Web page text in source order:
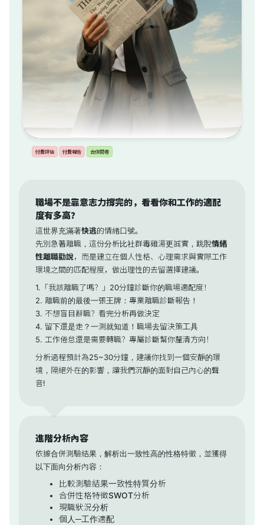
付費評估 付費報告 合併問卷
職場不是靠意志力撐完的，看看你和工作的適配
度有多高？
這世界充滿著快逃的情緒口號。
先別急著離職，這份分析比社群毒雞湯更誠實，跳脫情緒
性離職勸說，而是建立在個人性格、心理需求與實際工作
環境之間的匹配程度，做出理性的去留選擇建議。
1.「我該離職了嗎？」20分鐘診斷你的職場適配度！
2. 離職前的最後一張王牌：專業離職診斷報告！
3. 不想盲目辭職？看完分析再做決定
4. 留下還是走？一測就知道！職場去留決策工具
5. 工作倦怠還是需要轉職？專屬診斷幫你釐清方向！
分析過程預計為25~30分鐘，建議你找到一個安靜的環
境，隔絕外在的影響，讓我們沉靜的面對自己內心的聲
音!
進階分析內容
依據合併測驗結果，解析出一致性高的性格特徵，並獲得
以下面向分析內容：
比較測驗結果一致性特質分析
合併性格特徵SWOT分析
現職狀況分析
個人─工作適配